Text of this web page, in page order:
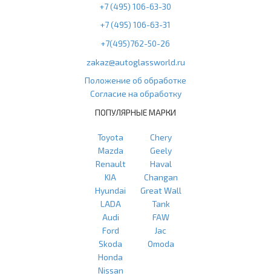
+7 (495) 106-63-30
+7 (495) 106-63-31
+7(495)762-50-26
zakaz@autoglassworld.ru
Положение об обработке
Согласие на обработку
ПОПУЛЯРНЫЕ МАРКИ
Toyota
Mazda
Renault
KIA
Hyundai
LADA
Audi
Ford
Skoda
Honda
Nissan
Chery
Geely
Haval
Changan
Great Wall
Tank
FAW
Jac
Omoda